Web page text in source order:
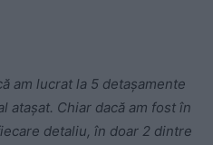
am lucrat la 5 detașamente
atașat. Chiar dacă am fost în
detaliu, în doar 2 dintre